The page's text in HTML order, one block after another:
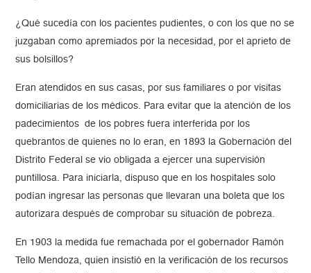
¿Qué sucedía con los pacientes pudientes, o con los que no se
juzgaban como apremiados por la necesidad, por el aprieto de
sus bolsillos?
Eran atendidos en sus casas, por sus familiares o por visitas
domiciliarias de los médicos. Para evitar que la atención de los
padecimientos de los pobres fuera interferida por los
quebrantos de quienes no lo eran, en 1893 la Gobernación del
Distrito Federal se vio obligada a ejercer una supervisión
puntillosa. Para iniciarla, dispuso que en los hospitales solo
podían ingresar las personas que llevaran una boleta que los
autorizara después de comprobar su situación de pobreza.
En 1903 la medida fue remachada por el gobernador Ramón
Tello Mendoza, quien insistió en la verificación de los recursos